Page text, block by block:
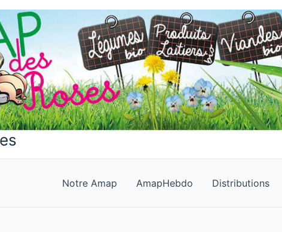
Notre Amap AmapHebdo Distributions